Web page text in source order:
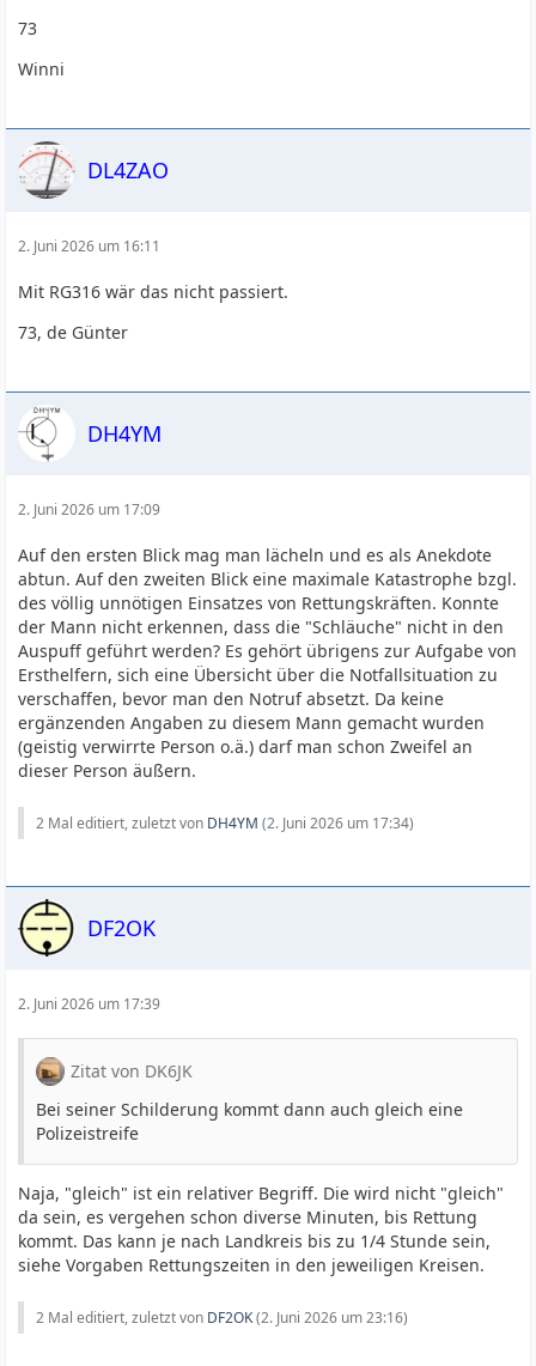
73
Winni
DL4ZAO
2. Juni 2026 um 16:11
Mit RG316 wär das nicht passiert.
73, de Günter
DH4YM
2. Juni 2026 um 17:09
Auf den ersten Blick mag man lächeln und es als Anekdote
abtun. Auf den zweiten Blick eine maximale Katastrophe bzgl.
des völlig unnötigen Einsatzes von Rettungskräften. Konnte
der Mann nicht erkennen, dass die "Schläuche" nicht in den
Auspuff geführt werden? Es gehört übrigens zur Aufgabe von
Ersthelfern, sich eine Übersicht über die Notfallsituation zu
verschaffen, bevor man den Notruf absetzt. Da keine
ergänzenden Angaben zu diesem Mann gemacht wurden
(geistig verwirrte Person o.ä.) darf man schon Zweifel an
dieser Person äußern.
2 Mal editiert, zuletzt von DH4YM (2. Juni 2026 um 17:34)
DF2OK
2. Juni 2026 um 17:39
Zitat von DK6JK
Bei seiner Schilderung kommt dann auch gleich eine
Polizeistreife
Naja, "gleich" ist ein relativer Begriff. Die wird nicht "gleich"
da sein, es vergehen schon diverse Minuten, bis Rettung
kommt. Das kann je nach Landkreis bis zu 1/4 Stunde sein,
siehe Vorgaben Rettungszeiten in den jeweiligen Kreisen.
2 Mal editiert, zuletzt von DF2OK(2. Juni 2026 um 23:16)